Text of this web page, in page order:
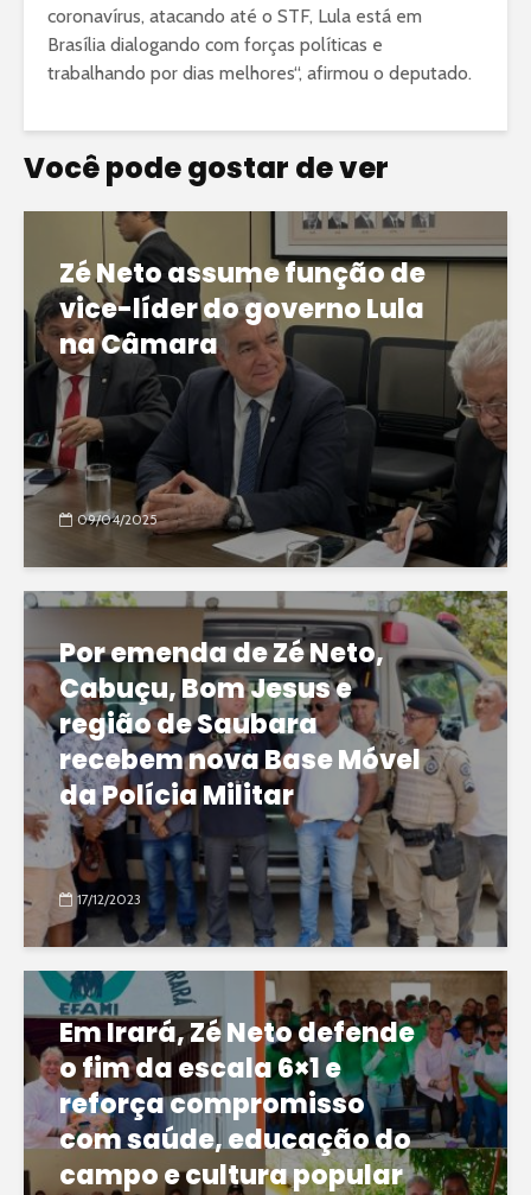
coronavírus, atacando até o STF, Lula está em
Brasília dialogando com forças políticas e
trabalhando por dias melhores“, afirmou o deputado.
Você pode gostar de ver
Zé Neto assume função de
vice-líder do governo Lula
na Câmara
09/04/2025
Por emenda de Zé Neto,
Cabuçu, Bom Jesus e
região de Saubara
recebem nova Base Móvel
da Polícia Militar
17/12/2023
Em Irará, Zé Neto defende
o fim da escala 6×1 e
reforça compromisso
com saúde, educação do
campo e cultura popular